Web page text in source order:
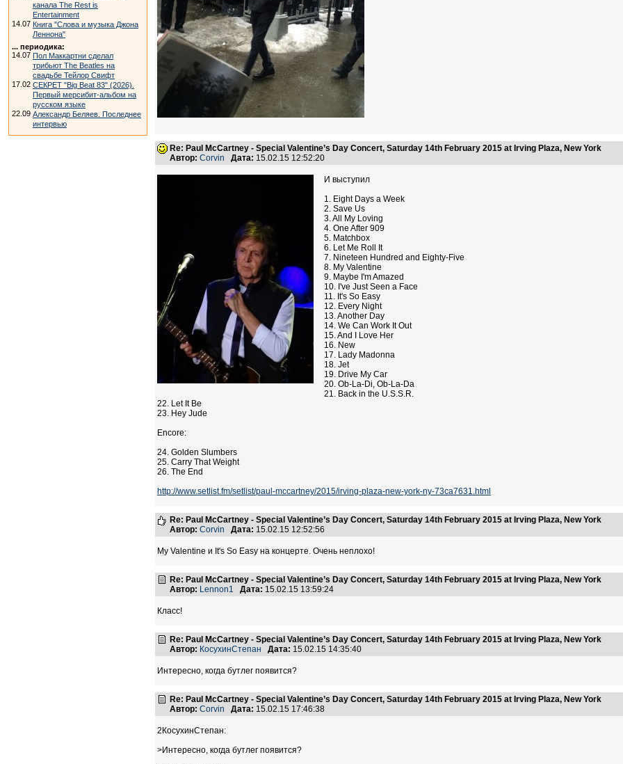
канала The Rest is
Entertainment
14.07 Книга "Слова и музыка Джона
Леннона"
... периодика:
14.07 Пол Маккартни сделал
трибьют The Beatles на
свадьбе Тейлор Свифт
17.02 СЕКРЕТ "Big Beat 83" (2026).
Первый мерсибит-альбом на
русском языке
22.09 Александр Беляев. Последнее
интервью
Re: Paul McCartney - Special Valentine’s Day Concert, Saturday 14th February 2015 at Irving Plaza, New York
Автор: Corvin Дата: 15.02.15 12:52:20
И выступил
1. Eight Days a Week
2. Save Us
3. All My Loving
4. One After 909
5. Matchbox
6. Let Me Roll It
7. Nineteen Hundred and Eighty-Five
8. My Valentine
9. Maybe I'm Amazed
10. I've Just Seen a Face
11. It's So Easy
12. Every Night
13. Another Day
14. We Can Work It Out
15. And I Love Her
16. New
17. Lady Madonna
18. Jet
19. Drive My Car
20. Ob-La-Di, Ob-La-Da
21. Back in the U.S.S.R.
22. Let It Be
23. Hey Jude
Encore:
24. Golden Slumbers
25. Carry That Weight
26. The End
http://www.setlist.fm/setlist/paul-mccartney/2015/irving-plaza-new-york-ny-73ca7631.html
Re: Paul McCartney - Special Valentine’s Day Concert, Saturday 14th February 2015 at Irving Plaza, New York
Автор: Corvin Дата: 15.02.15 12:52:56
My Valentine и It's So Easy на концерте. Очень неплохо!
Re: Paul McCartney - Special Valentine’s Day Concert, Saturday 14th February 2015 at Irving Plaza, New York
Автор: Lennon1 Дата: 15.02.15 13:59:24
Класс!
Re: Paul McCartney - Special Valentine’s Day Concert, Saturday 14th February 2015 at Irving Plaza, New York
Автор: КосухинСтепан Дата: 15.02.15 14:35:40
Интересно, когда бутлег появится?
Re: Paul McCartney - Special Valentine’s Day Concert, Saturday 14th February 2015 at Irving Plaza, New York
Автор: Corvin Дата: 15.02.15 17:46:38
2КосухинСтепан:
>Интересно, когда бутлег появится?